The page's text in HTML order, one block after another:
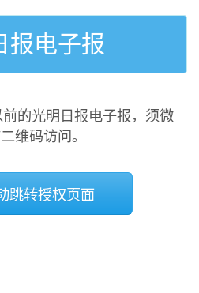
报电子报
的光明日报电子报，须微
维码访问。
跳转授权页面